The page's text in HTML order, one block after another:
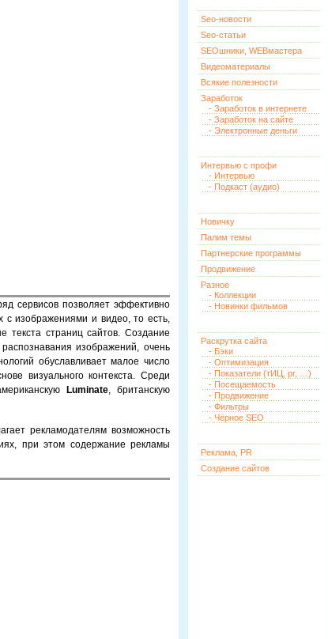
сервисов позволяет эффективно
с изображениями и видео, то есть,
текста страниц сайтов. Создание
изображений, очень
обуславливает малое число
визуального контекста. Среди
Luminate, британскую
рекламодателям возможность
при этом содержание рекламы
Seo-новости
Seo-статьи
SEOшники, WEBмастера
Видеоматериалы
Всякие полезности
Заработок
- Заработок в интернете
- Заработок на сайте
- Электронные деньги
Интервью с профи
- Интервью
- Подкаст (аудио)
Новичку
Палим темы
Партнерские программы
Продвижение
Разное
- Коллекции
- Новинки фильмов
Раскрутка сайта
- Бэки
- Оптимизация
- Показатели (тИЦ, pr, …)
- Посещаемость
- Продвижение
- Фильтры
- Чёрное SEO
Реклама, PR
Создание сайтов